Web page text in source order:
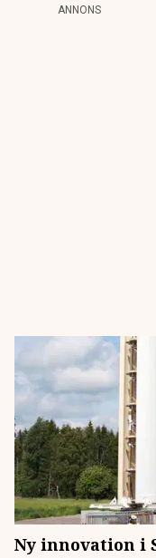
ANNONS
Ny innovation i